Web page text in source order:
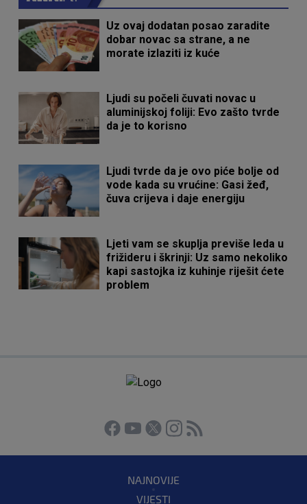
Uz ovaj dodatan posao zaradite
dobar novac sa strane, a ne
morate izlaziti iz kuće
Ljudi su počeli čuvati novac u
aluminijskoj foliji: Evo zašto tvrde
da je to korisno
Ljudi tvrde da je ovo piće bolje od
vode kada su vrućine: Gasi žeđ,
čuva crijeva i daje energiju
Ljeti vam se skuplja previše leda u
frižideru i škrinji: Uz samo nekoliko
kapi sastojka iz kuhinje riješit ćete
problem
NAJNOVIJE
VIJESTI